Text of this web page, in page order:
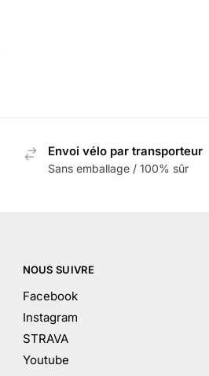
Envoi vélo par transporteur
Sans emballage / 100% sûr
NOUS SUIVRE
Facebook
Instagram
STRAVA
Youtube